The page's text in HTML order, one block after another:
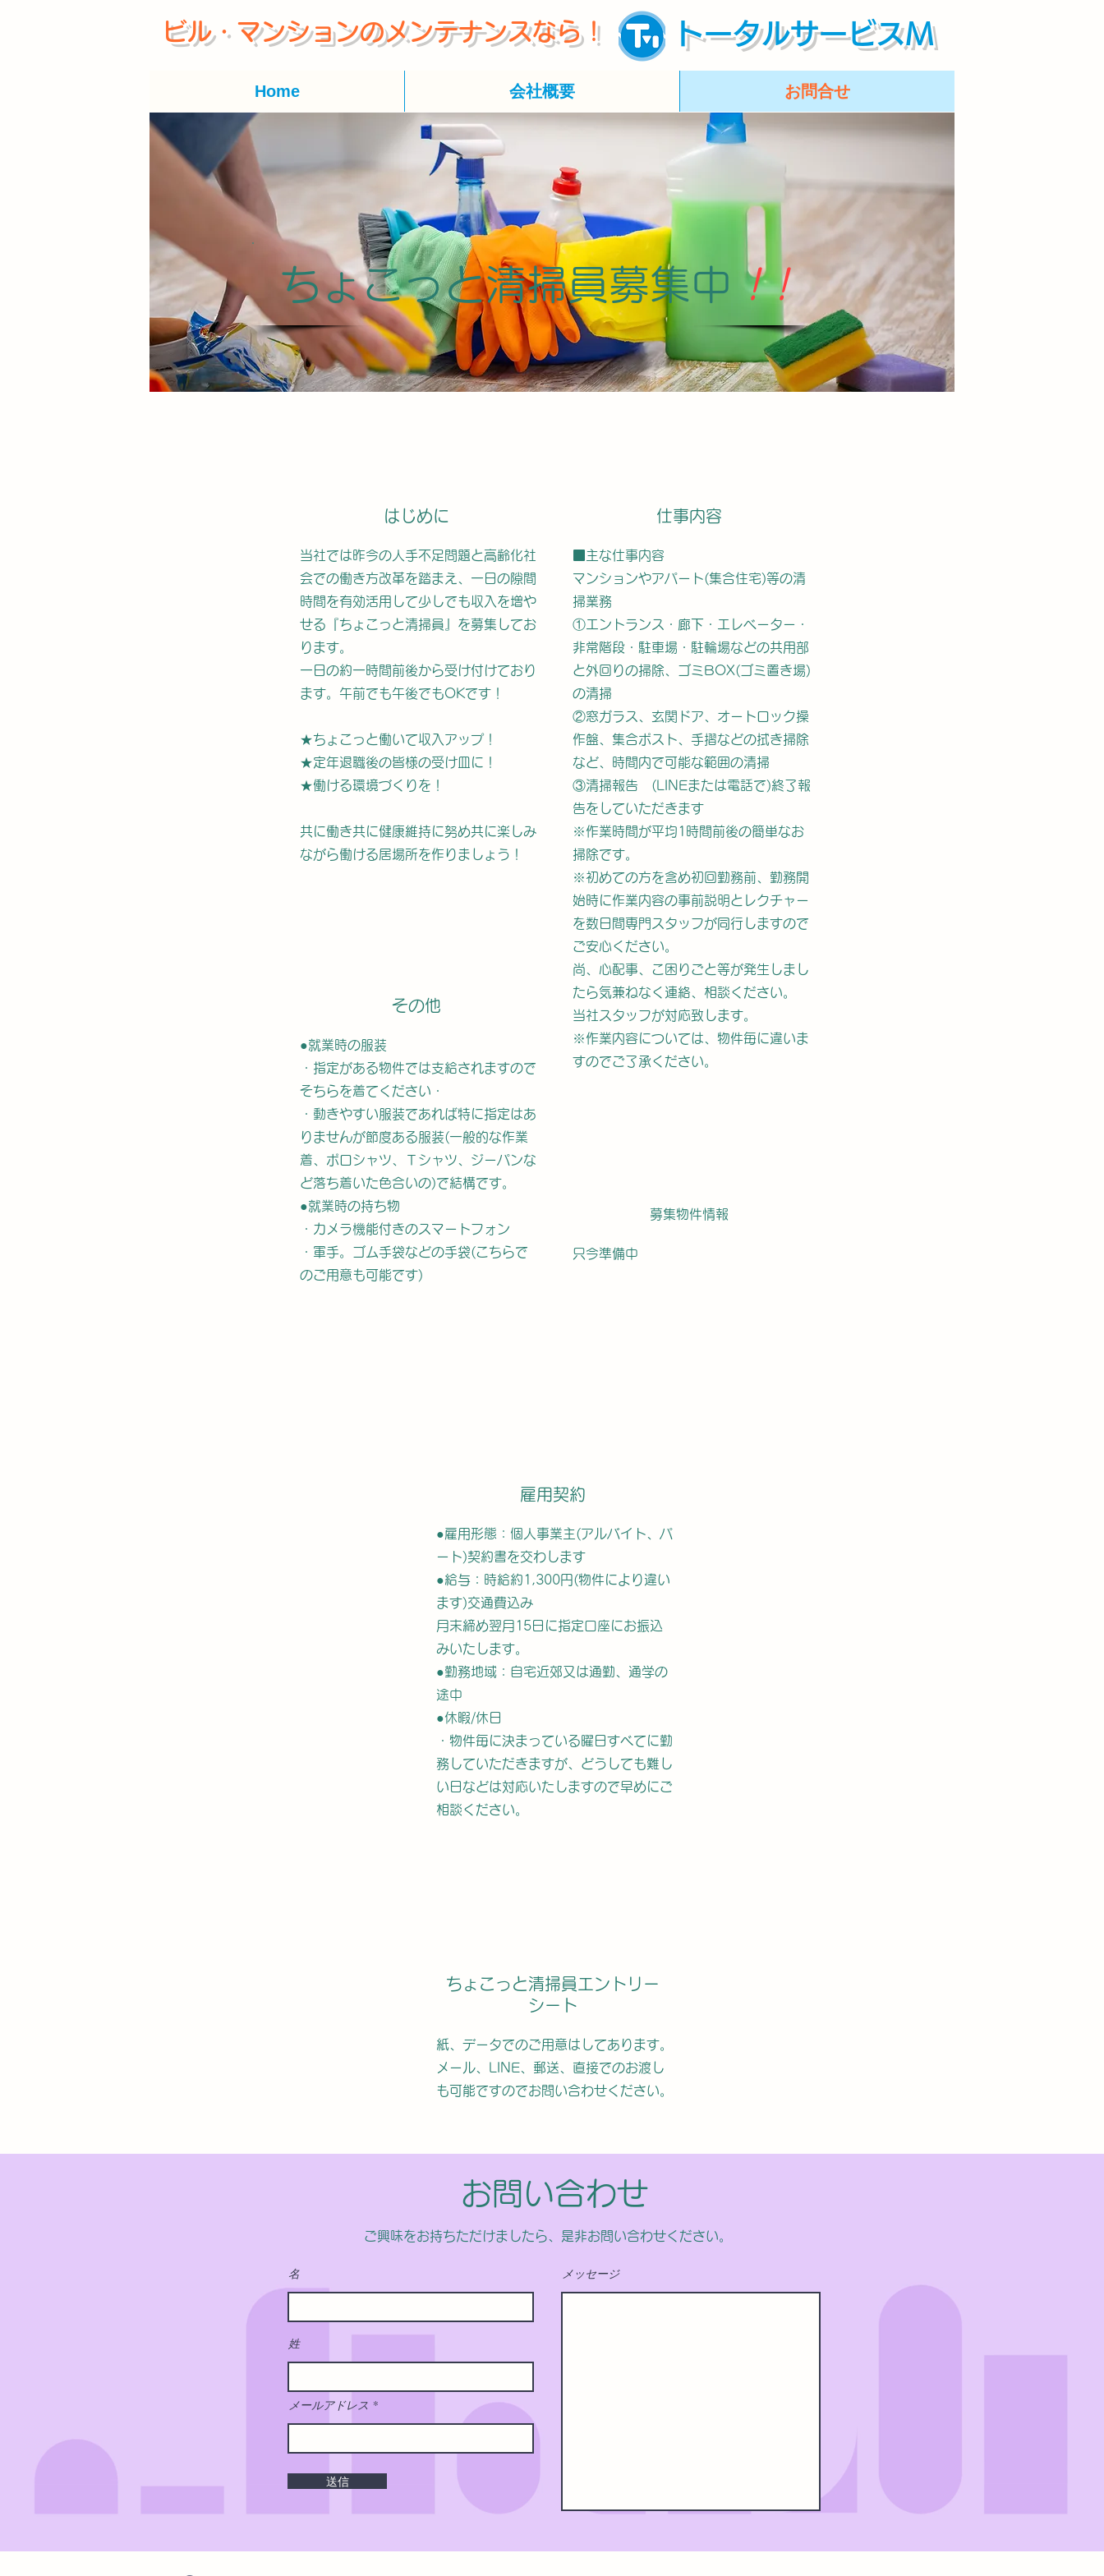
ビル・マンションのメンテナンスなら！ トータルサービスM
Home 会社概要 お問合せ
ちょこっと清掃員募集中 ！!
はじめに
当社では昨今の人手不足問題と高齢化社
会での働き方改革を踏まえ、一日の隙間
時間を有効活用して少しでも収入を増や
せる『ちょこっと清掃員』を募集してお
ります。
一日の約一時間前後から受け付けており
ます。午前でも午後でもOKです！
★ちょこっと働いて収入アップ！
★定年退職後の皆様の受け皿に！
★働ける環境づくりを！
共に働き共に健康維持に努め共に楽しみ
ながら働ける居場所を作りましょう！
その他
​●就業時の服装
・指定がある物件では支給されますので
そちらを着てください・
・動きやすい服装であれば特に指定はあ
りませんが節度ある服装(一般的な作業
着、ポロシャツ、Ｔシャツ、ジーパンな
ど落ち着いた色合いの)で結構です。
​●就業時の持ち物
・カメラ機能付きのスマートフォン
・軍手。ゴム手袋などの手袋(こちらで
のご用意も可能です)
仕事内容
■主な仕事内容
マンションやアパート(集合住宅)等の清
掃業務
①エントランス・廊下・エレベーター・
非常階段・駐車場・駐輪場などの共用部
と外回りの掃除、 ゴミBOX(ゴミ置き場)
の清掃
②窓ガラス、玄関ドア、オートロック操
作盤、集合ポスト、手摺などの拭き掃除
など、時間内で可能な範囲の清掃
③清掃報告 (LINEまたは電話で)終了報
告をしていただきます
※作業時間が平均1時間前後の簡単なお
掃除です。
※初めての方を含め初回勤務前、勤務開
始時に作業内容の事前説明とレクチャー
を数日間専門スタッフが同行しますので
ご安心ください。
尚、心配事、こ困りごと等が発生しまし
たら気兼ねなく連絡、相談ください。
当社スタッフが対応致します。
※作業内容については、物件毎に違いま
すのでご了承ください。
募集物件情報
只今準備中
雇用契約
●雇用形態：個人事業主(アルバイト、パ
ート)契約書を交わします
●給与：時給約1,300円(物件により違い
ます)交通費込み
月末締め翌月15日に指定口座にお振込
みいたします。
●勤務地域：自宅近郊又は通勤、通学の
途中
●休暇/休日
・物件毎に決まっている曜日すべてに勤
務していただきますが、どうしても難し
い日などは対応いたしますので早めにご
相談ください。
ちょこっと清掃員エントリー
シート
紙、データでのご用意はしてあります。
メール、LINE、郵送、直接でのお渡し
も可能ですのでお問い合わせください。
お問い合わせ
ご興味をお持ちただけましたら、是非お問い合わせください。
名
姓
メールアドレス
送信
メッセージ